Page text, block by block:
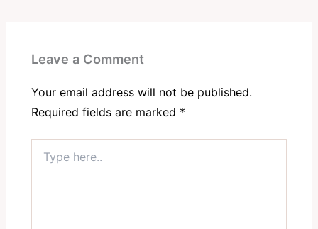
Leave a Comment
Your email address will not be published.
Required fields are marked *
here..